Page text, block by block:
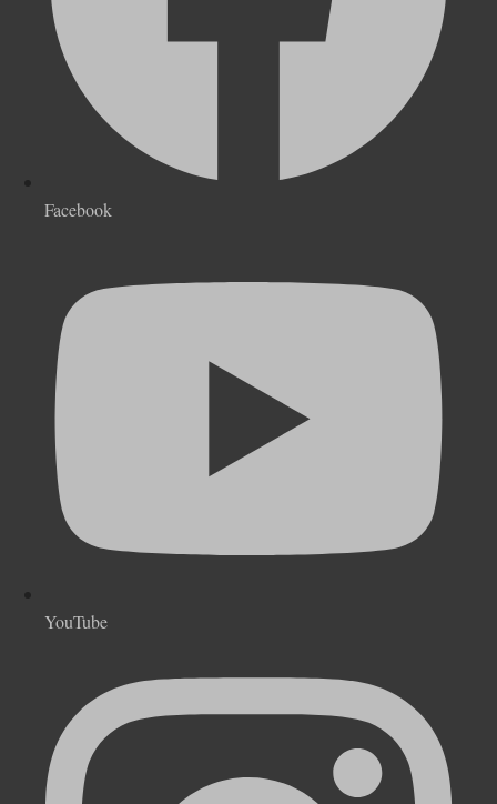
Facebook
YouTube